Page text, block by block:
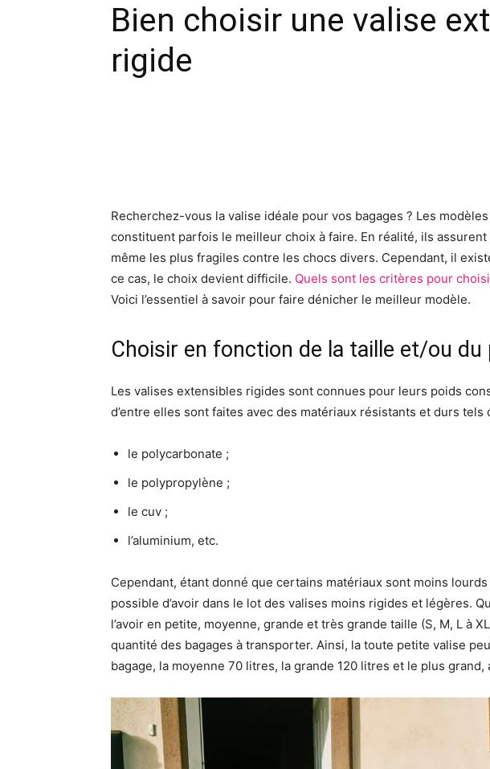
Bien choisir une valise
rigide
Recherchez-vous la valise idéale pour vos bagages ? Les
constituent parfois le meilleur choix à faire. En réalité, ils
même les plus fragiles contre les chocs divers. Cependant, il
ce cas, le choix devient difficile. Quels sont les critères pour
Voici l’essentiel à savoir pour faire dénicher le meilleur modèle.
Choisir en fonction de la taille et/ou du
Les valises extensibles rigides sont connues pour leurs poids
d’entre elles sont faites avec des matériaux résistants et durs tels
le polycarbonate ;
le polypropylène ;
le cuv ;
l’aluminium, etc.
Cependant, étant donné que certains matériaux sont moins lourds
possible d’avoir dans le lot des valises moins rigides et légères.
l’avoir en petite, moyenne, grande et très grande taille (S, M, L à
quantité des bagages à transporter. Ainsi, la toute petite valise
bagage, la moyenne 70 litres, la grande 120 litres et le plus grand,